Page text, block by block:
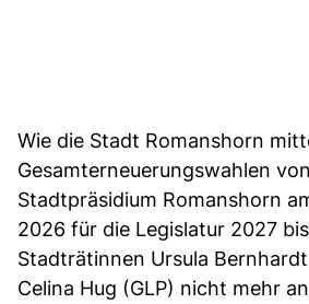
Wie die Stadt Romanshorn
Gesamterneuerungswahlen
Stadtpräsidium Romanshorn
2026 für die Legislatur 2027
Stadträtinnen Ursula
Celina Hug (GLP) nicht mehr